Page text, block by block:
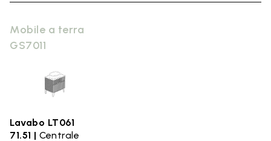
Mobile a terra
GS7011
Lavabo LT061
71.51 | Centrale